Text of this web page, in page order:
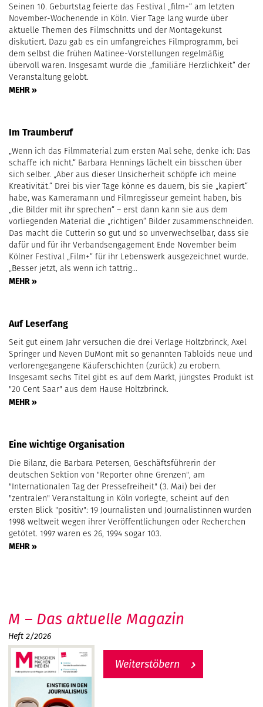
Seinen 10. Geburtstag feierte das Festival „film+“ am letzten
November-Wochenende in Köln. Vier Tage lang wurde über
aktuelle Themen des Filmschnitts und der Montagekunst
diskutiert. Dazu gab es ein umfangreiches Filmprogramm, bei
dem selbst die frühen Matinee-Vorstellungen regelmäßig
übervoll waren. Insgesamt wurde die „familiäre Herzlichkeit“ der
Veranstaltung gelobt.
MEHR »
Im Traumberuf
„Wenn ich das Filmmaterial zum ersten Mal sehe, denke ich: Das
schaffe ich nicht.“ Barbara Hennings lächelt ein bisschen über
sich selber. „Aber aus dieser Unsicherheit schöpfe ich meine
Kreativität.“ Drei bis vier Tage könne es dauern, bis sie „kapiert“
habe, was Kameramann und Filmregisseur gemeint haben, bis
„die Bilder mit ihr sprechen“ – erst dann kann sie aus dem
vorliegenden Material die „richtigen“ Bilder zusammenschneiden.
Das macht die Cutterin so gut und so unverwechselbar, dass sie
dafür und für ihr Verbandsengagement Ende November beim
Kölner Festival „Film+“ für ihr Lebenswerk ausgezeichnet wurde.
„Besser jetzt, als wenn ich tattrig…
MEHR »
Auf Leserfang
Seit gut einem Jahr versuchen die drei Verlage Holtzbrinck, Axel
Springer und Neven DuMont mit so genannten Tabloids neue und
verlorengegangene Käuferschichten (zurück) zu erobern.
Insgesamt sechs Titel gibt es auf dem Markt, jüngstes Produkt ist
"20 Cent Saar" aus dem Hause Holtzbrinck.
MEHR »
Eine wichtige Organisation
Die Bilanz, die Barbara Petersen, Geschäftsführerin der
deutschen Sektion von "Reporter ohne Grenzen", am
"Internationalen Tag der Pressefreiheit" (3. Mai) bei der
"zentralen" Veranstaltung in Köln vorlegte, scheint auf den
ersten Blick "positiv": 19 Journalisten und Journalistinnen wurden
1998 weltweit wegen ihrer Veröffentlichungen oder Recherchen
getötet. 1997 waren es 26, 1994 sogar 103.
MEHR »
M – Das aktuelle Magazin
Heft 2/2026
Weiterstöbern